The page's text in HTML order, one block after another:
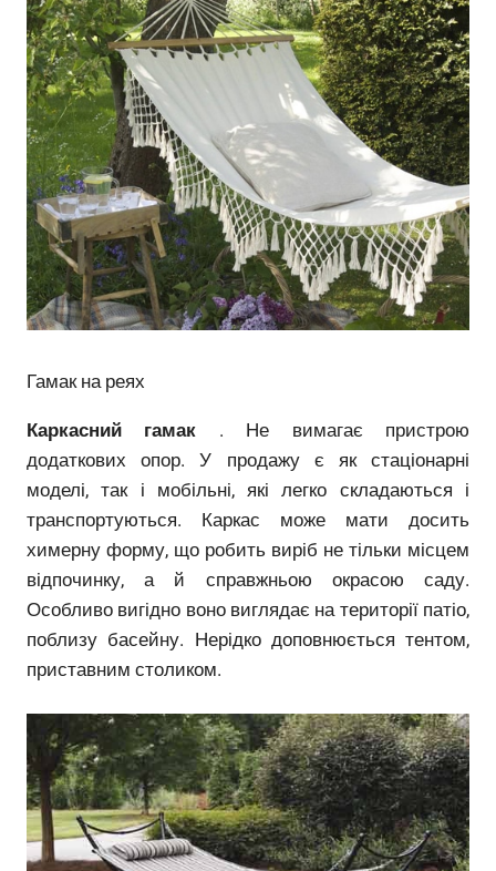
Гамак на реях
Каркасний гамак . Не вимагає пристрою
додаткових опор. У продажу є як стаціонарні
моделі, так і мобільні, які легко складаються і
транспортуються. Каркас може мати досить
химерну форму, що робить виріб не тільки місцем
відпочинку, а й справжньою окрасою саду.
Особливо вигідно воно виглядає на території патіо,
поблизу басейну. Нерідко доповнюється тентом,
приставним столиком.